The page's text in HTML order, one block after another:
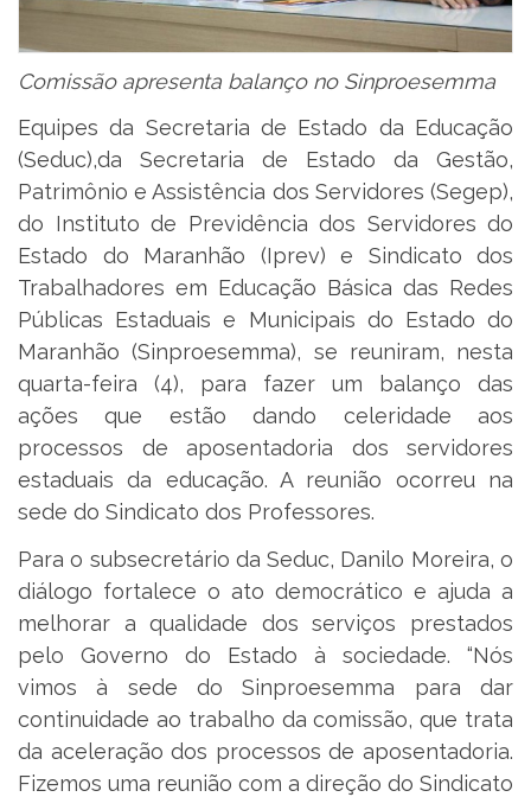
Comissão apresenta balanço no Sinproesemma
Equipes da Secretaria de Estado da Educação
(Seduc),da Secretaria de Estado da Gestão,
Patrimônio e Assistência dos Servidores (Segep),
do Instituto de Previdência dos Servidores do
Estado do Maranhão (Iprev) e Sindicato dos
Trabalhadores em Educação Básica das Redes
Públicas Estaduais e Municipais do Estado do
Maranhão (Sinproesemma), se reuniram, nesta
quarta-feira (4), para fazer um balanço das
ações que estão dando celeridade aos
processos de aposentadoria dos servidores
estaduais da educação. A reunião ocorreu na
sede do Sindicato dos Professores.
Para o subsecretário da Seduc, Danilo Moreira, o
diálogo fortalece o ato democrático e ajuda a
melhorar a qualidade dos serviços prestados
pelo Governo do Estado à sociedade. “Nós
vimos à sede do Sinproesemma para dar
continuidade ao trabalho da comissão, que trata
da aceleração dos processos de aposentadoria.
Fizemos uma reunião com a direção do Sindicato